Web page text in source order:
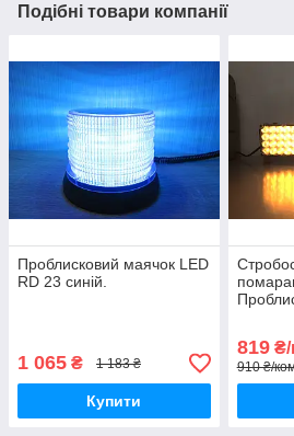
Подібні товари компанії
Проблисковий маячок LED
RD 23 синій.
1 065 ₴ 1 183 ₴
Купити
819₴/
910 ₴/